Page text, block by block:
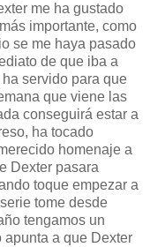
me ha gustado
importante, como
se me haya pasado
de que iba a
servido para que
que viene las
conseguirá estar a
ha tocado
homenaje a
Dexter pasara
toque empezar a
tome desde
tengamos un
apunta a que Dexter